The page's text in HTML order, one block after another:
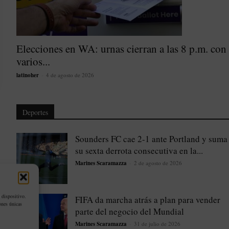
dispositivo.
únicas
Elecciones en WA: urnas cierran a las 8 p.m. con
varios...
latinoher 4 de agosto de 2026
Deportes
Sounders FC cae 2-1 ante Portland y suma
su sexta derrota consecutiva en la...
Marines Scaramazza 2 de agosto de 2026
FIFA da marcha atrás a plan para vender
parte del negocio del Mundial
Marines Scaramazza 31 de julio de 2026